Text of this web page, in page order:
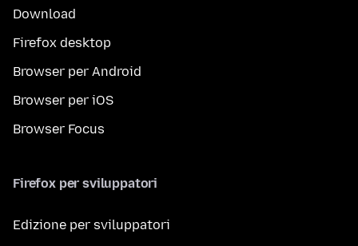
Download
Firefox desktop
Browser per Android
Browser per iOS
Browser Focus
Firefox per sviluppatori
Edizione per sviluppatori